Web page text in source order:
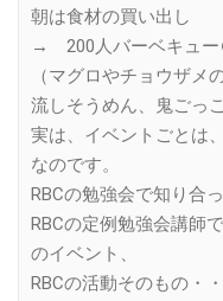
朝は食材の買い出し
→ 200人バーベキュー
（マグロやチョウザメ
流しそうめん、鬼ごっ
実は、イベントごとは
なのです。
RBCの勉強会で知り合
RBCの定例勉強会講師
のイベント、
RBCの活動そのもの・・